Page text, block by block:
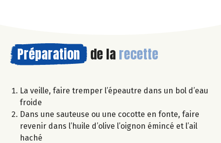
Préparation de la recette
La veille, faire tremper l’épeautre dans un bol d’eau
froide
Dans une sauteuse ou une cocotte en fonte, faire
revenir dans l’huile d’olive l’oignon émincé et l’ail
haché